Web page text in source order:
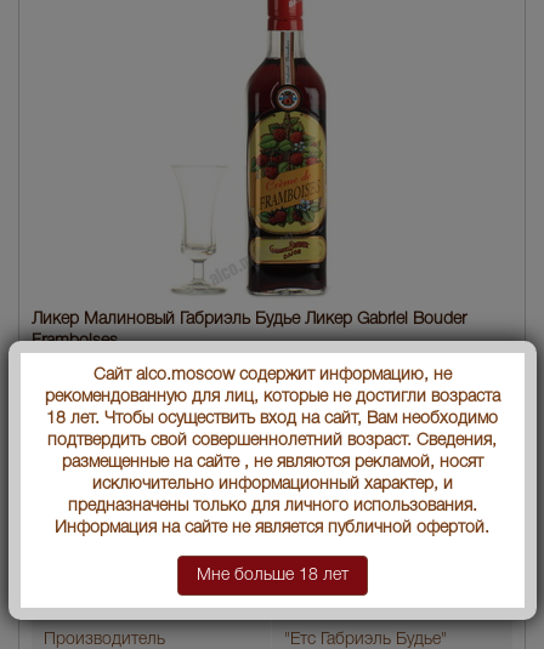
Ликер Малиновый Габриэль Будье Ликер Gabriel Bouder
Framboises
Объем бутылки 0.7 л
Градус 20
Ликеры по странам Франция
Артикул 02841
Ликеры по видам и вкусам
Ягодные
Малина
Производитель "Етс Габриэль Будье"
Сайт alco.moscow содержит информацию, не
рекомендованную для лиц, которые не достигли возраста
18 лет. Чтобы осуществить вход на сайт, Вам необходимо
подтвердить свой совершеннолетний возраст. Сведения,
размещенные на сайте , не являются рекламой, носят
исключительно информационный характер, и
предназначены только для личного использования.
Информация на сайте не является публичной офертой.
Мне больше 18 лет